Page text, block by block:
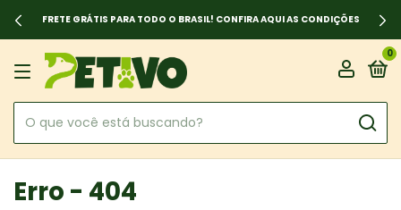
FRETE GRÁTIS PARA TODO O BRASIL! CONFIRA AQUI AS CONDIÇÕES
0
Erro - 404